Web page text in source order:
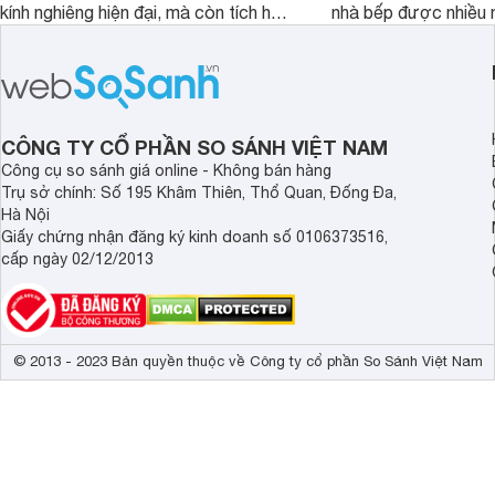
kính nghiêng hiện đại, mà còn tích hợp
sự tiện nghi và hiệu quả cho căn bếp.
Đây chắc chắn sẽ là lựa chọn lý
tưởng cho không gian bếp hiện đại.
nhà bếp được nhiều
thiết bị nổi bật
là máy hút mùi
review chi tiết về
này nhé!
CÔNG TY CỔ PHẦN SO SÁNH VIỆT NAM
Công cụ so sánh giá online - Không bán hàng
Trụ sở chính: Số 195 Khâm Thiên, Thổ Quan, Đống Đa,
Hà Nội
Giấy chứng nhận đăng ký kinh doanh số 0106373516,
cấp ngày 02/12/2013
© 2013 - 2023 Bản quyền thuộc về Công ty cổ phần So Sánh Việt Nam